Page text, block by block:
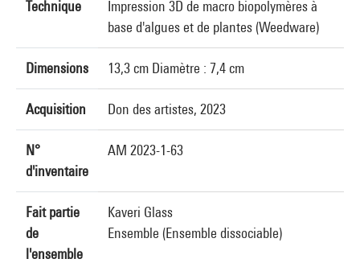
Technique
Impression 3D de macro biopolymères à
base d'algues et de plantes (Weedware)
Dimensions 13,3 cm Diamètre : 7,4 cm
Acquisition Don des artistes, 2023
N°
d'inventaire
AM 2023-1-63
Fait partie
de
l'ensemble
Kaveri Glass
Ensemble (Ensemble dissociable)